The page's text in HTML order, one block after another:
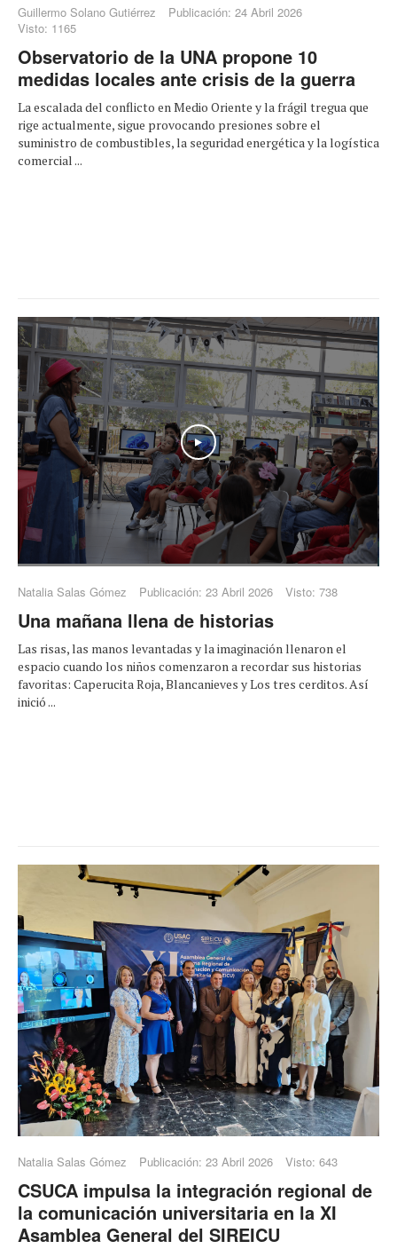
Guillermo Solano Gutiérrez
Publicación: 24 Abril 2026
Visto: 1165
Observatorio de la UNA propone 10
medidas locales ante crisis de la guerra
La escalada del conflicto en Medio Oriente y la frágil tregua que
rige actualmente, sigue provocando presiones sobre el
suministro de combustibles, la seguridad energética y la logística
comercial ...
Play
Natalia Salas Gómez Publicación: 23 Abril 2026 Visto: 738
Una mañana llena de historias
Las risas, las manos levantadas y la imaginación llenaron el
espacio cuando los niños comenzaron a recordar sus historias
favoritas: Caperucita Roja, Blancanieves y Los tres cerditos. Así
inició ...
Natalia Salas Gómez Publicación: 23 Abril 2026 Visto: 643
CSUCA impulsa la integración regional de
la comunicación universitaria en la XI
Asamblea General del SIREICU